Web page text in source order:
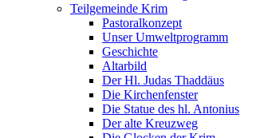
Teilgemeinde Krim
Pastoralkonzept
Unser Umweltprogramm
Geschichte
Altarbild
Der Hl. Judas Thaddäus
Die Kirchenfenster
Die Statue des hl. Antonius
Der alte Kreuzweg